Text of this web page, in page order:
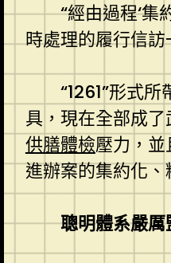
“經由過程‘集
時處理的履行信
“1261”形式
具，現在全部成
供膳體檢壓力，並
進辦案的集約化
聰明體系嚴厲